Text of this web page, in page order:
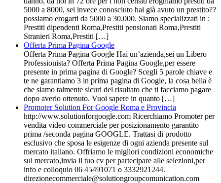
5000 a 8000, sei invece conosciuto hai già avuto un prestito??
possiamo erogarti da 5000 a 30.000. Siamo specializzati in :
Prestiti dipendenti Roma,Prestiti pensionati Roma,Prestiti
Stranieri Roma,Prestiti […]
Offerta Prima Pagina Google
Offerta Prima Pagina Google Hai un’azienda,sei un Libero
Professionista? Offerta Prima Pagina Google,per essere
presente in prima pagina di Google? Scegli 5 parole chiave e
te ne garantiamo 3 in prima pagina di Google, la cosa bella è
che siamo talmente sicuri del risultato che ti facciamo pagare
dopo averlo ottenuto. Vuoi sapere in quanto […]
Promoter Solution For Google Roma e Provincia
http://www.solutionforgoogle.com Ricerchiamo Promoter per
vendita video commerciale per posizionamento garantito
prima /seconda pagina GOOGLE. Trattasi di prodotto
esclusivo che sposa le esigenze di ogni azienda presente sul
mercato italiano. Offriamo le migliori condizioni economiche
sul mercato,invia il tuo cv per partecipare alle selezioni,per
info e colloquio 06 45491071 o 3332921244.
direzionecommerciale@solutiongroupcomunication.com